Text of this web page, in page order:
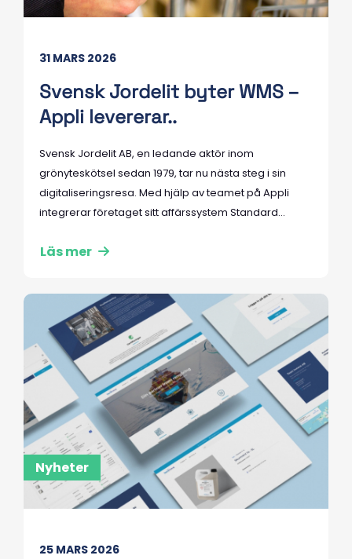
31 MARS 2026
Svensk Jordelit byter WMS –
Appli levererar..
Svensk Jordelit AB, en ledande aktör inom
grönyteskötsel sedan 1979, tar nu nästa steg i sin
digitaliseringsresa. Med hjälp av teamet på Appli
integrerar företaget sitt affärssystem Standard...
Läs mer
Nyheter
25 MARS 2026